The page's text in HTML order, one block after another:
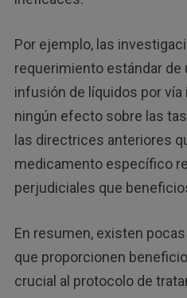
Por ejemplo, las
requerimiento estándar de
infusión de líquidos por
ningún efecto sobre las
las directrices anteriores
medicamento específico
perjudiciales que
En resumen, existen
que proporcionen
crucial al protocolo de